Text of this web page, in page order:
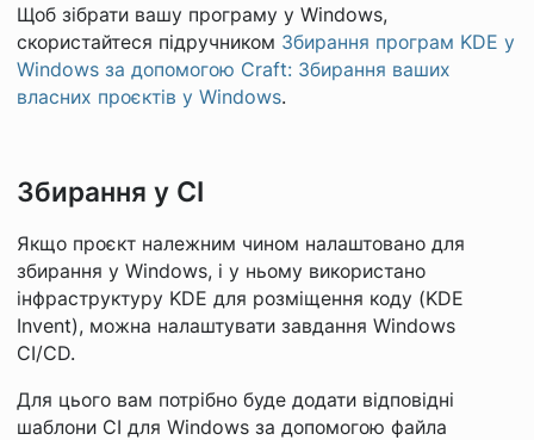
Щоб зібрати вашу програму у Windows,
скористайтеся підручником Збирання програм KDE у
Windows за допомогою Craft: Збирання ваших
власних проєктів у Windows.
Збирання у CI
Якщо проєкт належним чином налаштовано для
збирання у Windows, і у ньому використано
інфраструктуру KDE для розміщення коду (KDE
Invent), можна налаштувати завдання Windows
CI/CD.
Для цього вам потрібно буде додати відповідні
шаблони CI для Windows за допомогою файла